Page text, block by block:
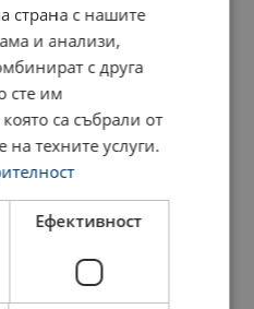
Add to cart Още данни
страна с нашите
и анализи,
с друга
сте им
са събрали от
на техните услуги.
Ефективност